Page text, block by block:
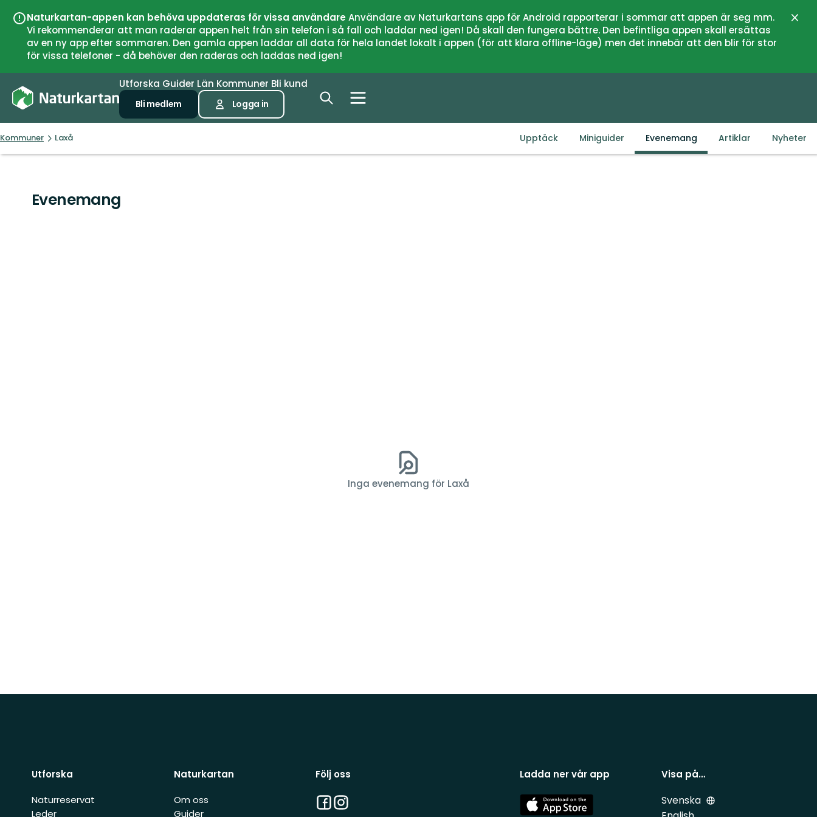
Naturkartan-appen kan behöva uppdateras för vissa användareAnvändare av Naturkartans app för Android rapporterar i sommar att appen är seg mm.
Vi rekommenderar att man raderar appen helt från sin telefon i så fall och laddar ned igen! Då skall den fungera bättre. Den befintliga appen skall ersättas
av en ny app efter sommaren. Den gamla appen laddar all data för hela landet lokalt i appen (för att klara offline-läge) men det innebär att den blir för stor
för vissa telefoner - då behöver den raderas och laddas ned igen!
Utforska Guider Län Kommuner Bli kund
Bli medlem Logga in
Kommuner Laxå Upptäck Miniguider Evenemang Artiklar Nyheter
Evenemang
Inga evenemang för Laxå
Utforska
Naturreservat
Leder
Naturkartan
Om oss
Guider
Följ oss
Facebook
Instagram
Ladda ner vår app
App
Store
Visa på…
Svenska